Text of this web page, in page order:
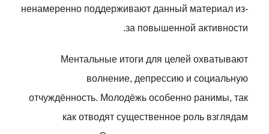
ненамеренно поддерживают данный материал из-
за повышенной активности.
Ментальные итоги для целей охватывают
волнение, депрессию и социальную
отчуждённость. Молодёжь особенно ранимы, так
как отводят существенное роль взглядам